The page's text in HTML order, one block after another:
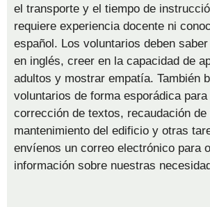
el transporte y el tiempo de
requiere experiencia docente ni
español. Los voluntarios deben
en inglés, creer en la capacidad de
adultos y mostrar empatía. También
voluntarios de forma esporádica
corrección de textos, recaudación de
mantenimiento del edificio y otras
envíenos un correo electrónico para
información sobre nuestras